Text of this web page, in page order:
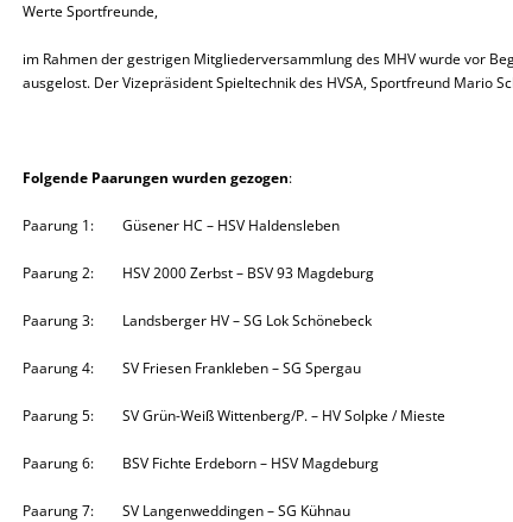
Werte Sportfreunde,
im Rahmen der gestrigen Mitgliederversammlung des MHV wurde vor
ausgelost. Der Vizepräsident Spieltechnik des HVSA, Sportfreund Mario
Folgende Paarungen wurden gezogen:
Paarung 1: Güsener HC – HSV Haldensleben
Paarung 2: HSV 2000 Zerbst – BSV 93 Magdeburg
Paarung 3: Landsberger HV – SG Lok Schönebeck
Paarung 4: SV Friesen Frankleben – SG Spergau
Paarung 5: SV Grün-Weiß Wittenberg/P. – HV Solpke / Mieste
Paarung 6: BSV Fichte Erdeborn – HSV Magdeburg
Paarung 7: SV Langenweddingen – SG Kühnau